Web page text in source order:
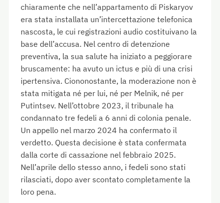
chiaramente che nell’appartamento di Piskaryov
era stata installata un’intercettazione telefonica
nascosta, le cui registrazioni audio costituivano la
base dell’accusa. Nel centro di detenzione
preventiva, la sua salute ha iniziato a peggiorare
bruscamente: ha avuto un ictus e più di una crisi
ipertensiva. Ciononostante, la moderazione non è
stata mitigata né per lui, né per Melnik, né per
Putintsev. Nell’ottobre 2023, il tribunale ha
condannato tre fedeli a 6 anni di colonia penale.
Un appello nel marzo 2024 ha confermato il
verdetto. Questa decisione è stata confermata
dalla corte di cassazione nel febbraio 2025.
Nell’aprile dello stesso anno, i fedeli sono stati
rilasciati, dopo aver scontato completamente la
loro pena.